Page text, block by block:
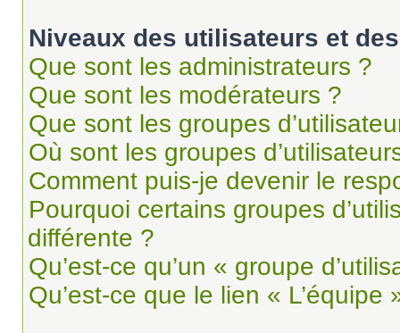
Niveaux des utilisateurs et
Que sont les administrateurs ?
Que sont les modérateurs ?
Que sont les groupes
Où sont les groupes
Comment puis-je devenir le
Pourquoi certains groupes
différente ?
Qu’est-ce qu’un « groupe
Qu’est-ce que le lien « L’équipe